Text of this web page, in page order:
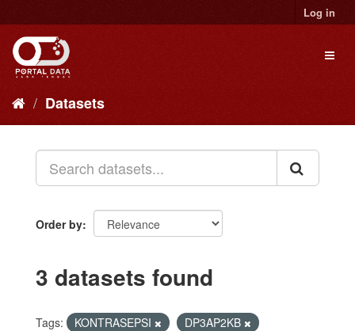
to
content
Log in
Datasets
Order by
3 datasets found
Tags: KONTRASEPSI
DP3AP2KB